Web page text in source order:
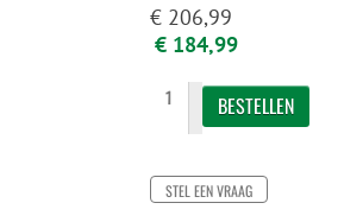
€ 206,99
€ 184,99
STEL EEN VRAAG